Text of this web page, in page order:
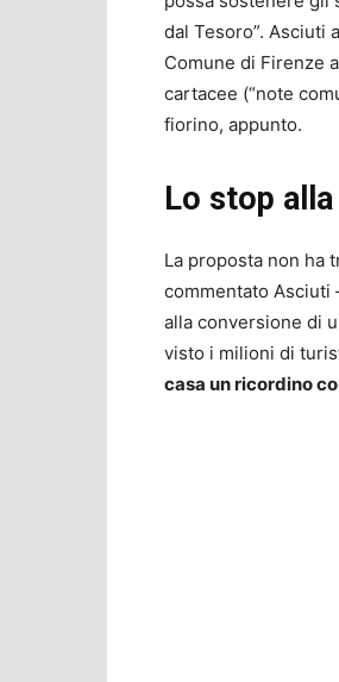
dal Tesoro”. Asciuti
Comune di Firenze
cartacee (“note
fiorino, appunto.
Lo stop
La proposta non ha
commentato Asciuti
alla conversione di
visto i milioni di
casa un ricordino